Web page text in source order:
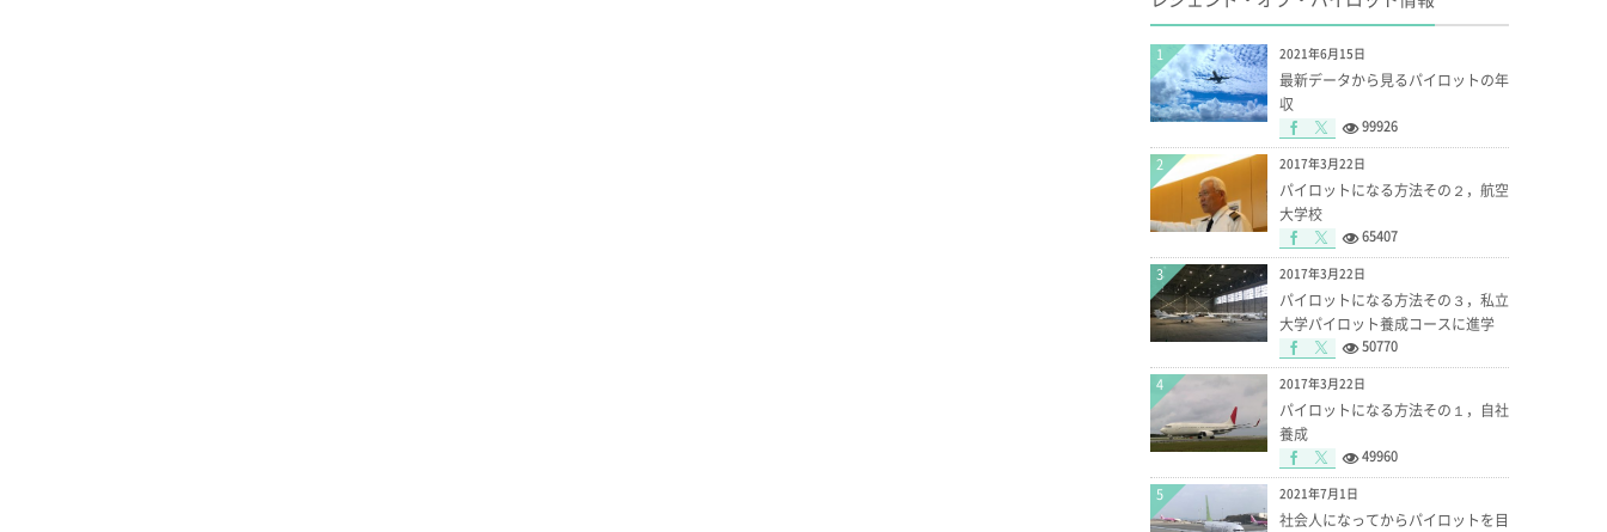
2021年6月15日
最新データから見るパイロットの年
収
99926
1
2017年3月22日
パイロットになる方法その２，航空
大学校
65407
2
2017年3月22日
パイロットになる方法その３，私立
大学パイロット養成コースに進学
50770
3
2017年3月22日
パイロットになる方法その１，自社
養成
49960
4
2021年7月1日
社会人になってからパイロットを目
5